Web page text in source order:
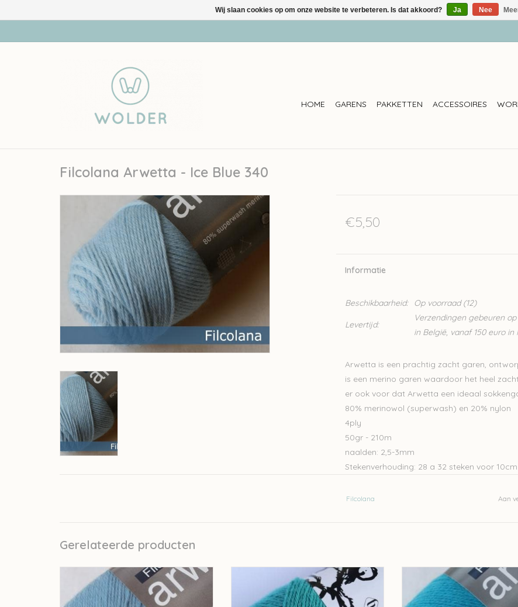
HOME GARENS PAKKETTEN ACCESSOIRES
Filcolana Arwetta - Ice Blue 340
€5,50
Informatie
Beschikbaarheid: Op voorraad(12)
Levertijd:
Verzendingen gebeuren
in België, vanaf 150 euro in
Arwetta is een prachtig zacht garen,
is een merino garen waardoor het heel
er ook voor dat Arwetta een ideaal
80% merinowol (superwash) en 20% nylon
4ply
50gr - 210m
naalden: 2,5-3mm
Stekenverhouding: 28 a 32 steken voor 10cm
Filcolana Aan
Gerelateerde producten
Filcolana Filcolana Arwetta -Alaskan blue
141
TOEVOEGEN AAN WINKELWAGEN
Filcolana Filcolana Arwetta - Peacock 372
TOEVOEGEN AAN WINKELWAGEN
Filcolana Filcolana Arwetta - Blue
TOEVOEGEN AAN
Wij slaan cookies op om onze website te verbeteren. Is dat akkoord? Ja Nee